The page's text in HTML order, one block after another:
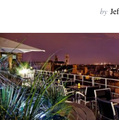
by Jef